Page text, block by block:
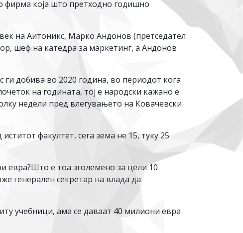
фирма која што претходно годишно
на Аитоникс, Марко Андонов (претседател
шеф на катедра за маркетинг, а Андонов
добива во 2020 година, во периодот кога
на годината, тој е народски кажано е
недели пред влегувањето на Ковачевски
факултет, сега зема не 15, туку 25
евра?Што е тоа зголемено за цели 10
генерален секретар на влада да
учебници, ама се даваат 40 милиони евра